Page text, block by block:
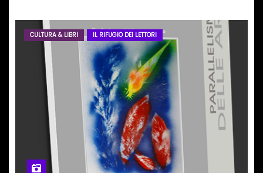
CULTURA & LIBRI IL RIFUGIO DEI LETTORI